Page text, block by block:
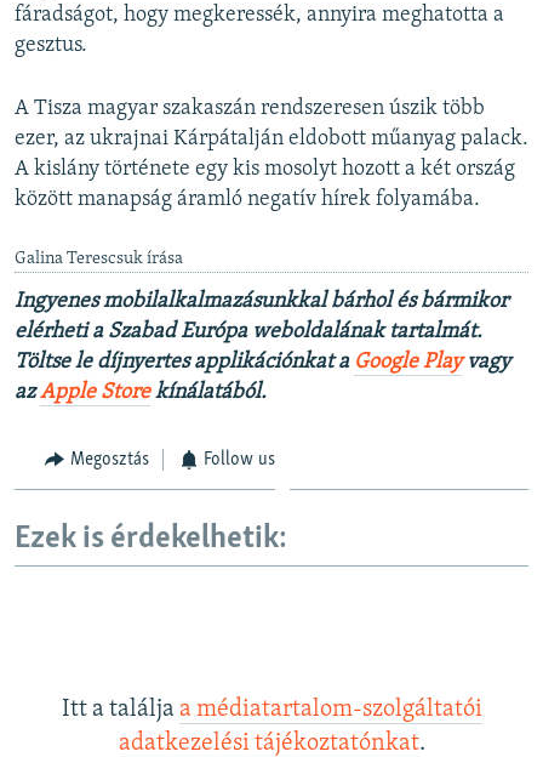
fáradságot, hogy megkeressék, annyira meghatotta a
gesztus.
A Tisza magyar szakaszán rendszeresen úszik több
ezer, az ukrajnai Kárpátalján eldobott műanyag palack.
A kislány története egy kis mosolyt hozott a két ország
között manapság áramló negatív hírek folyamába.
Galina Terescsuk írása
Ingyenes mobilalkalmazásunkkal bárhol és bármikor
elérheti a Szabad Európa weboldalának tartalmát.
Töltse le díjnyertes applikációnkat a Google Playvagy
azApple Storekínálatából.
Megosztás Follow us
Ezek is érdekelhetik:
Itt a találja a médiatartalom-szolgáltatói
adatkezelési tájékoztatónkat.